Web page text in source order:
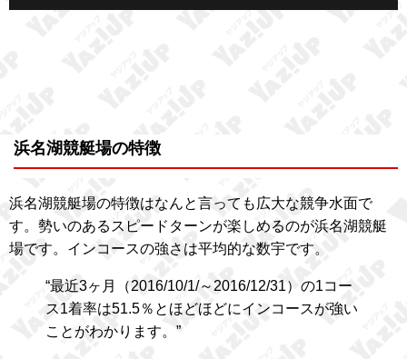
浜名湖競艇場の特徴
浜名湖競艇場の特徴はなんと言っても広大な競争水面で
す。勢いのあるスピードターンが楽しめるのが浜名湖競艇
場です。インコースの強さは平均的な数宇です。
“最近3ヶ月（2016/10/1/～2016/12/31）の1コー
ス1着率は51.5％とほどほどにインコースが強い
ことがわかります。”